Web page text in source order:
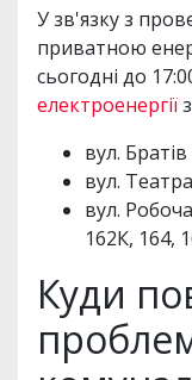
У зв'язку з
приватною
сьогодні до
електроенергії
вул.
вул.
вул.
162К, 164,
Куди